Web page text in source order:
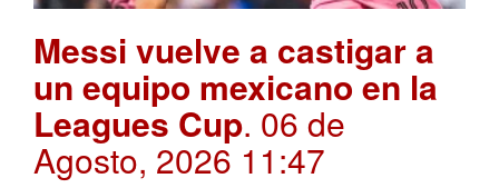
Messi vuelve a castigar a
un equipo mexicano en la
Leagues Cup. 06 de
Agosto, 2026 11:47